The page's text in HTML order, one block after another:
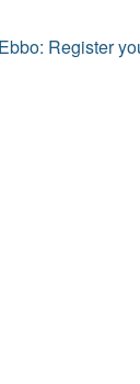
Register